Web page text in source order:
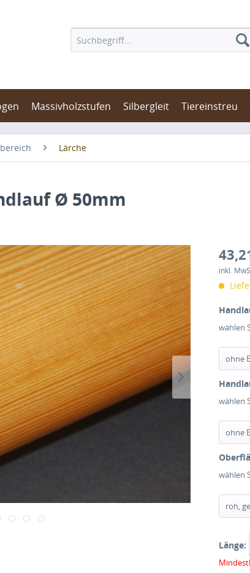
Massivholzstufen Silbergleit Tiereinstreu
Lärche
Ø 50mm
inkl.
wählen
wählen
wählen
Länge: